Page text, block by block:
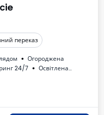
переказ
Огороджена
24/7
Oсвітлена